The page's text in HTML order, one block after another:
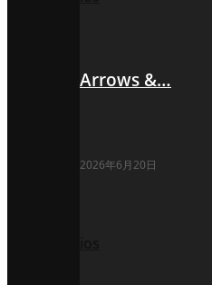
Arrows &…
2026年6月20日